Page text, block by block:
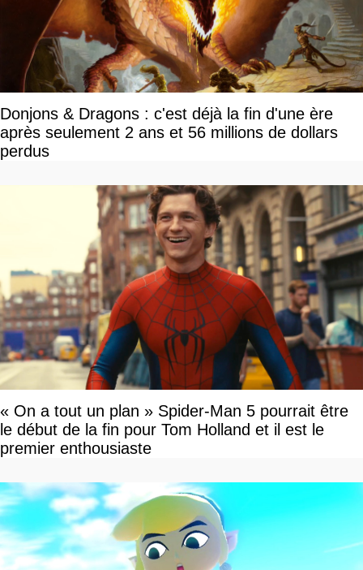
Donjons & Dragons : c'est déjà la fin d'une ère
après seulement 2 ans et 56 millions de dollars
perdus
« On a tout un plan » Spider-Man 5 pourrait être
le début de la fin pour Tom Holland et il est le
premier enthousiaste